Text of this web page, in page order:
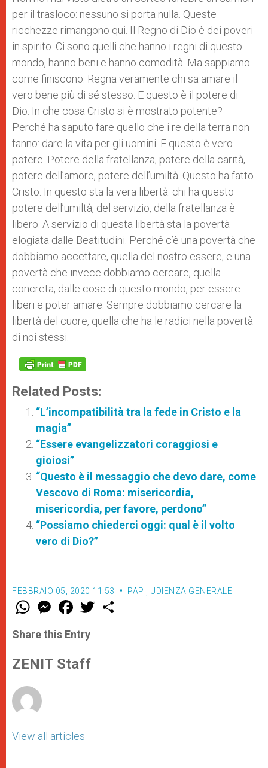
per il trasloco: nessuno si porta nulla. Queste
ricchezze rimangono qui. Il Regno di Dio è dei poveri
in spirito. Ci sono quelli che hanno i regni di questo
mondo, hanno beni e hanno comodità. Ma sappiamo
come finiscono. Regna veramente chi sa amare il
vero bene più di sé stesso. E questo è il potere di
Dio. In che cosa Cristo si è mostrato potente?
Perché ha saputo fare quello che i re della terra non
fanno: dare la vita per gli uomini. E questo è vero
potere. Potere della fratellanza, potere della carità,
potere dell’amore, potere dell’umiltà. Questo ha fatto
Cristo. In questo sta la vera libertà: chi ha questo
potere dell’umiltà, del servizio, della fratellanza è
libero. A servizio di questa libertà sta la povertà
elogiata dalle Beatitudini. Perché c’è una povertà che
dobbiamo accettare, quella del nostro essere, e una
povertà che invece dobbiamo cercare, quella
concreta, dalle cose di questo mondo, per essere
liberi e poter amare. Sempre dobbiamo cercare la
libertà del cuore, quella che ha le radici nella povertà
di noi stessi.
Related Posts:
“L’incompatibilità tra la fede in Cristo e la
magia”
“Essere evangelizzatori coraggiosi e
gioiosi”
“Questo è il messaggio che devo dare, come
Vescovo di Roma: misericordia,
misericordia, per favore, perdono”
“Possiamo chiederci oggi: qual è il volto
vero di Dio?”
FEBBRAIO 05, 2020 11:53 PAPI UDIENZA GENERALE
W
t
s
p
p
M
e
s
e
g
e
F
a
e
b
o
k
w
Share this Entry
ZENIT Staff
View all articles